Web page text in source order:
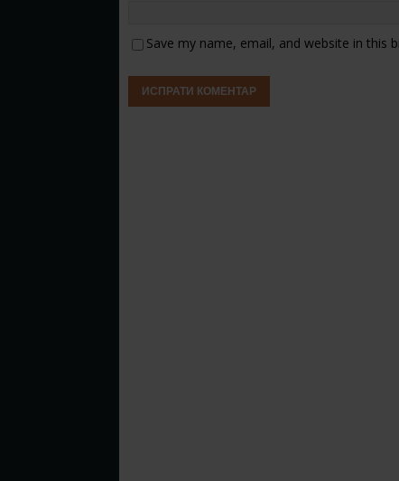
Save my name, email, and website in